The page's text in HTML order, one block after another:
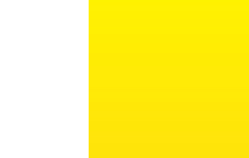
강남3구와 노도성의 차별적
4. 서울 아파트 시장 상승 도
5. 서울 교육지역 분석 - 목동
목동: 체계적 교육 시스템